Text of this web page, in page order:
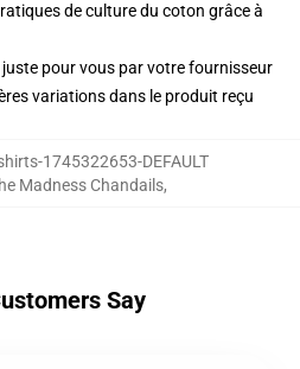
de culture du coton grâce à
pour vous par votre fournisseur
variations dans le produit reçu
1745322653-DEFAULT
Madness Chandails,
Say